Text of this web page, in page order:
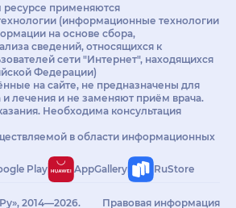
применяются
(информационные технологии
на основе сбора,
сведений, относящихся к
сети "Интернет", находящихся
Федерации)
на сайте, не предназначены для
и лечения и не заменяют приём врача.
Необходима консультация
в области информационных
Play AppGallery RuStore
2014—2026.
Правовая информация